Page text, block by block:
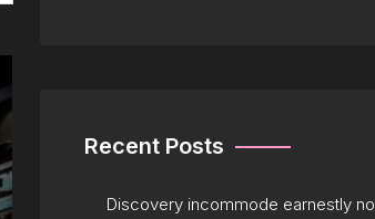
Recent Posts
Discovery incommode earnestly no